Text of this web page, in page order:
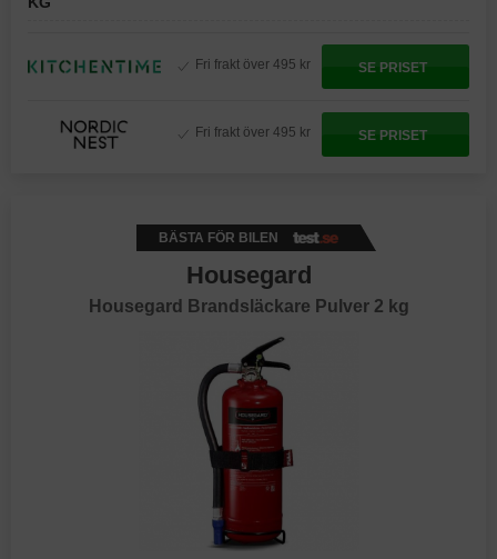
Fri frakt över 495 kr SE PRISET
Fri frakt över 495 kr SE PRISET
BÄSTA FÖR BILEN
Housegard
Housegard Brandsläckare Pulver 2 kg